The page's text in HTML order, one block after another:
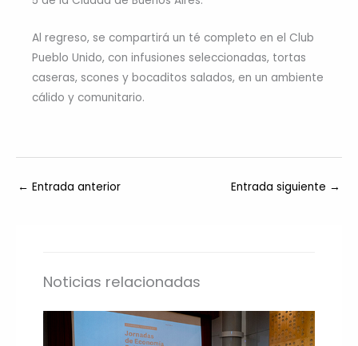
Al regreso, se compartirá un té completo en el Club
Pueblo Unido, con infusiones seleccionadas, tortas
caseras, scones y bocaditos salados, en un ambiente
cálido y comunitario.
← Entrada anterior Entrada siguiente →
Noticias relacionadas